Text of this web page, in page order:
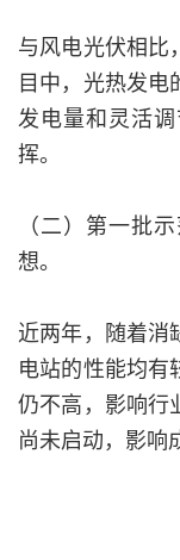
与风电光伏相比
目中，光热发电
发电量和灵活
挥。
（二）第一批
想。
近两年，随着消
电站的性能均有
仍不高，影响行
尚未启动，影响